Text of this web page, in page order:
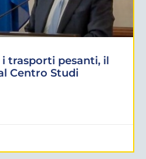
trasporti pesanti, il
Centro Studi